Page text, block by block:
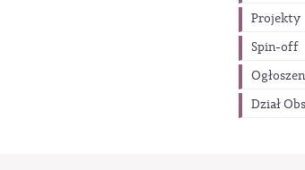
Projekty
Spin-off
Dział